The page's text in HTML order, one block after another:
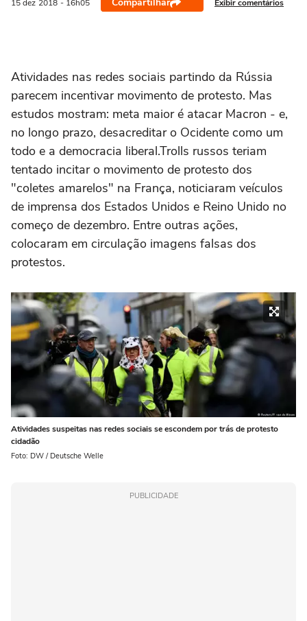
15 dez 2018 - 16h05 Exibir comentários
Atividades nas redes sociais partindo da Rússia
parecem incentivar movimento de protesto. Mas
estudos mostram: meta maior é atacar Macron - e,
no longo prazo, desacreditar o Ocidente como um
todo e a democracia liberal.Trolls russos teriam
tentado incitar o movimento de protesto dos
"coletes amarelos" na França, noticiaram veículos
de imprensa dos Estados Unidos e Reino Unido no
começo de dezembro. Entre outras ações,
colocaram em circulação imagens falsas dos
protestos.
Atividades suspeitas nas redes sociais se escondem por trás de protesto
cidadão
Foto: DW / Deutsche Welle
PUBLICIDADE